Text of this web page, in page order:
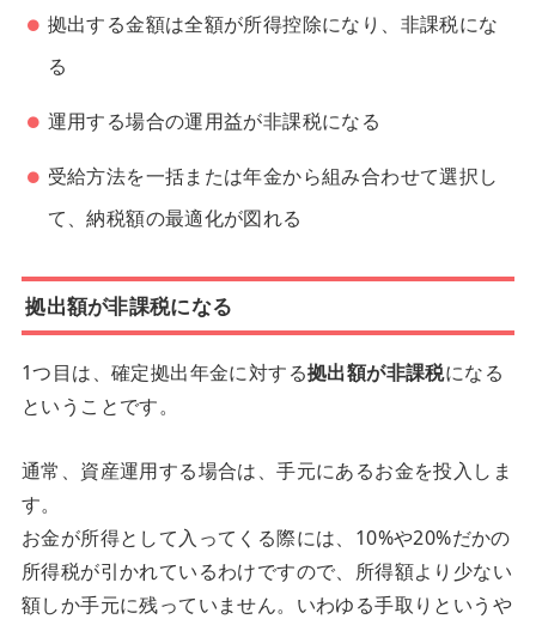
拠出する金額は全額が所得控除になり、非課税にな
る
運用する場合の運用益が非課税になる
受給方法を一括または年金から組み合わせて選択し
て、納税額の最適化が図れる
拠出額が非課税になる
1つ目は、確定拠出年金に対する拠出額が非課税になる
ということです。
通常、資産運用する場合は、手元にあるお金を投入しま
す。
お金が所得として入ってくる際には、10%や20%だかの
所得税が引かれているわけですので、所得額より少ない
額しか手元に残っていません。いわゆる手取りというや